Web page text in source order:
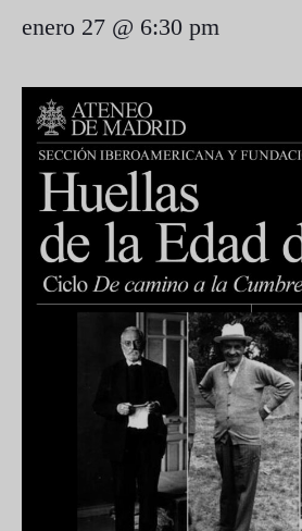
enero 27 @ 6:30 pm